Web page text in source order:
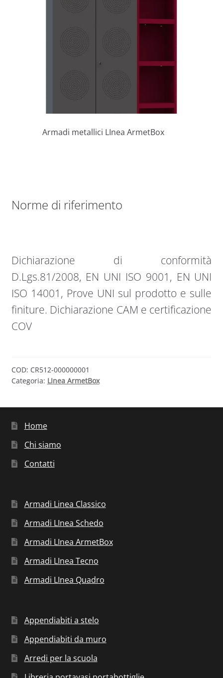
Armadi metallici LInea ArmetBox
Norme di riferimento
Dichiarazione di conformità
D.Lgs.81/2008, EN UNI ISO 9001, EN UNI
ISO 14001, Prove UNI sul prodotto e sulle
finiture. Dichiarazione CAM e certificazione
COV
COD: CR512-000000001
Categoria: LInea ArmetBox
Home
Chi siamo
Contatti
Armadi Linea Classico
Armadi LInea Schedo
Armadi LInea ArmetBox
Armadi LInea Tecno
Armadi LInea Quadro
Appendiabiti a stelo
Appendiabiti da muro
Arredi per la scuola